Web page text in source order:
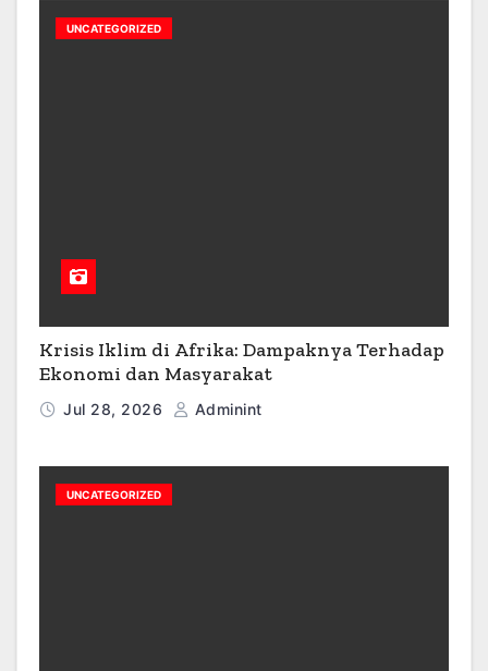
UNCATEGORIZED
Krisis Iklim di Afrika: Dampaknya Terhadap
Ekonomi dan Masyarakat
Jul 28, 2026 Adminint
UNCATEGORIZED